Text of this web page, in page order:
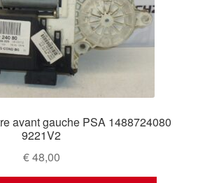
avant gauche PSA 1488724080
9221V2
€48,00